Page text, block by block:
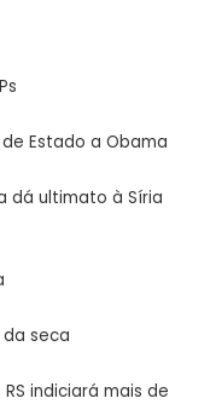
Estado a Obama
dá ultimato à Síria
seca
indiciará mais de